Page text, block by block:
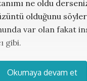
ne oldu
olduğunu
var olan fakat
gibi.
bir video
çıkış noktası da
Okumaya devam et